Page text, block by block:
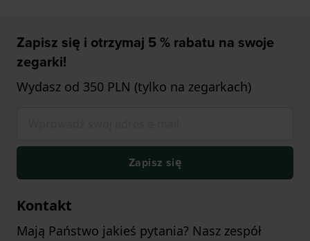
Zapisz się i otrzymaj 5 % rabatu na swoje
zegarki!
Wydasz od 350 PLN (tylko na zegarkach)
Zapisz się
Kontakt
Mają Państwo jakieś pytania? Nasz zespół